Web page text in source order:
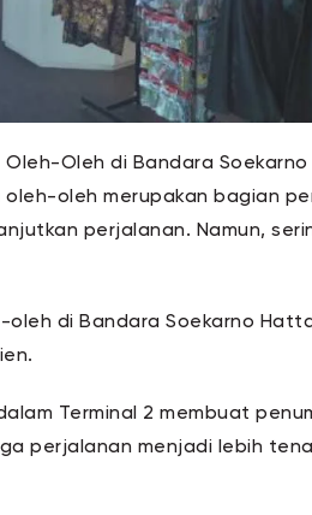
Oleh di Bandara
oleh merupakan bagian
perjalanan. Namun,
oleh di Bandara Soekarno
Terminal 2 membuat
perjalanan menjadi lebih